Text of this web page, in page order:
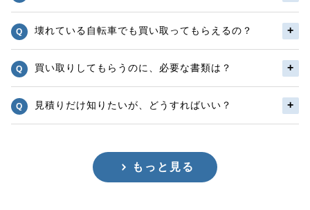
壊れている自転車でも買い取ってもらえるの？
買い取りしてもらうのに、必要な書類は？
見積りだけ知りたいが、どうすればいい？
もっと見る